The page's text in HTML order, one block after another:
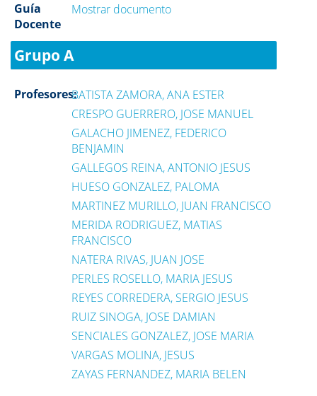
Guía
Docente
Mostrar documento
Grupo A
Profesores:BATISTA ZAMORA, ANA ESTER
CRESPO GUERRERO, JOSE MANUEL
GALACHO JIMENEZ, FEDERICO
BENJAMIN
GALLEGOS REINA, ANTONIO JESUS
HUESO GONZALEZ, PALOMA
MARTINEZ MURILLO, JUAN FRANCISCO
MERIDA RODRIGUEZ, MATIAS
FRANCISCO
NATERA RIVAS, JUAN JOSE
PERLES ROSELLO, MARIA JESUS
REYES CORREDERA, SERGIO JESUS
RUIZ SINOGA, JOSE DAMIAN
SENCIALES GONZALEZ, JOSE MARIA
VARGAS MOLINA, JESUS
ZAYAS FERNANDEZ, MARIA BELEN